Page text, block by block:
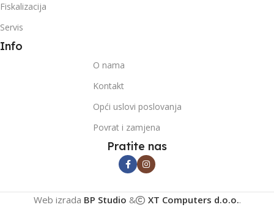
Fiskalizacija
Servis
Info
O nama
Kontakt
Opći uslovi poslovanja
Povrat i zamjena
Pratite nas
Web izrada BP Studio & XT Computers d.o.o..